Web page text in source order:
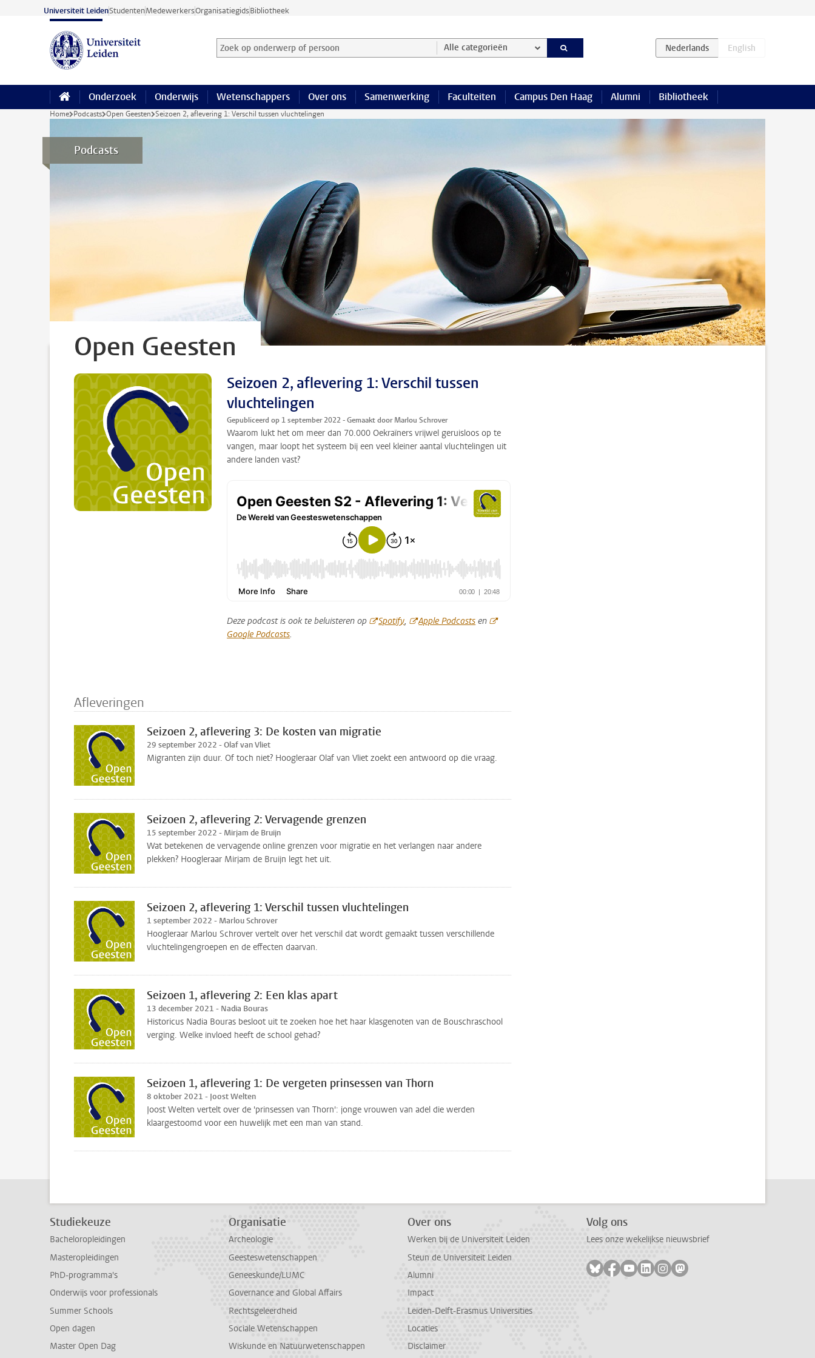
Ga naar hoofdinhoud
Universiteit LeidenStudentenMedewerkersOrganisatiegidsBibliotheek
Zoek op onderwerp of persoon en selecteer categorie
Zoekterm Alle categorieën
Onderzoek Onderwijs Wetenschappers Over ons Samenwerking Faculteiten Campus Den Haag Alumni Bibliotheek
Home Podcasts Open Geesten Seizoen 2, aflevering 1: Verschil tussen vluchtelingen
Podcasts
Open Geesten
Seizoen 2, aflevering 1: Verschil tussen
vluchtelingen
Gepubliceerd op 1 september 2022 - Gemaakt door Marlou Schrover
Waarom lukt het om meer dan 70.000 Oekraïners vrijwel geruisloos op te
vangen, maar loopt het systeem bij een veel kleiner aantal vluchtelingen uit
andere landen vast?
Deze podcast is ook te beluisteren op Spotify, Apple Podcasts en
Google Podcasts.
Afleveringen
Seizoen 2, aflevering 3: De kosten van migratie
29 september 2022 - Olaf van Vliet
Migranten zijn duur. Of toch niet? Hoogleraar Olaf van Vliet zoekt een antwoord op die vraag.
Seizoen 2, aflevering 2: Vervagende grenzen
15 september 2022 - Mirjam de Bruijn
Wat betekenen de vervagende online grenzen voor migratie en het verlangen naar andere
plekken? Hoogleraar Mirjam de Bruijn legt het uit.
Seizoen 2, aflevering 1: Verschil tussen vluchtelingen
1 september 2022 - Marlou Schrover
Hoogleraar Marlou Schrover vertelt over het verschil dat wordt gemaakt tussen verschillende
vluchtelingengroepen en de effecten daarvan.
Seizoen 1, aflevering 2: Een klas apart
13 december 2021 - Nadia Bouras
Historicus Nadia Bouras besloot uit te zoeken hoe het haar klasgenoten van de Bouschraschool
verging. Welke invloed heeft de school gehad?
Seizoen 1, aflevering 1: De vergeten prinsessen van Thorn
8 oktober 2021 - Joost Welten
Joost Welten vertelt over de 'prinsessen van Thorn': jonge vrouwen van adel die werden
klaargestoomd voor een huwelijk met een man van stand.
Studiekeuze
Bacheloropleidingen
Masteropleidingen
PhD-programma's
Onderwijs voor professionals
Summer Schools
Open dagen
Master Open Dag
Organisatie
Archeologie
Geesteswetenschappen
Geneeskunde/LUMC
Governance and Global Affairs
Rechtsgeleerdheid
Sociale Wetenschappen
Wiskunde en Natuurwetenschappen
Over ons
Werken bij de Universiteit Leiden
Steun de Universiteit Leiden
Alumni
Impact
Leiden-Delft-Erasmus Universities
Locaties
Disclaimer
Volg ons
Lees onze wekelijkse nieuwsbrief
Volg ons op bluesky
Volg ons op facebook
Volg ons op youtube
Volg ons op linkedin
Volg ons op instagram
Volg ons op mastodon